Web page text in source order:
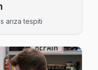
arızaları arasında en sık
→
güncellemesi
arıza tespiti